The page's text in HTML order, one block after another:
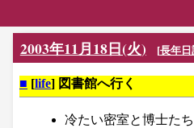
2003年11月18日(火) [長年日
■ [life] 図書館へ行く
冷たい密室と博士たち